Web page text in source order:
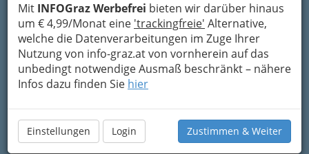
Mit INFOGraz Werbefrei bieten wir darüber hinaus
um € 4,99/Monat eine 'trackingfreie' Alternative,
welche die Datenverarbeitungen im Zuge Ihrer
Nutzung von info-graz.at von vornherein auf das
unbedingt notwendige Ausmaß beschränkt – nähere
Infos dazu finden Sie hier
Einstellungen Login Zustimmen & Weiter
Kategorien
4
Buschenschank Nandl
Aichegg 86, 8541 Schwanberg
Karte & Routenplaner
Eintrag ändern
Kategorien